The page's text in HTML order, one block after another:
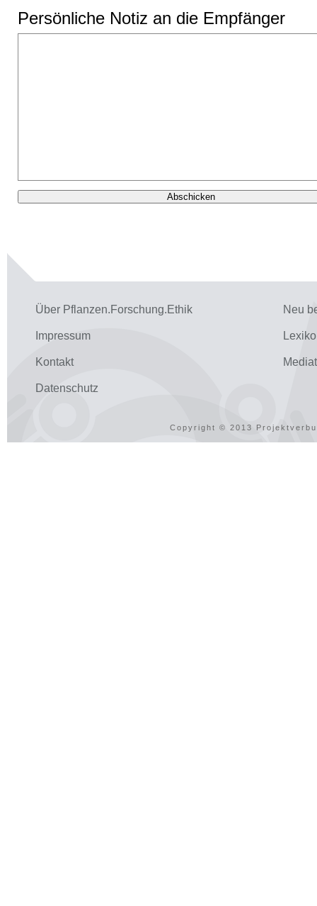
Persönliche Notiz an die Empfänger
Über Pflanzen.Forschung.Ethik
Impressum
Kontakt
Datenschutz
Neu
Copyright © 2013